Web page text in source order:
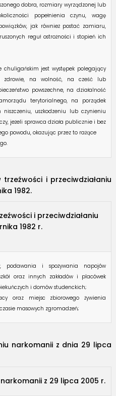
dobra, rozmiary wyrządzonej lub
popełnienia czynu, wagę
jak również postać zamiaru,
reguł ostrożności i stopień ich
chuligańskim jest występek polegający
na wolność, na cześć lub
powszechne, na działalność
terytorialnego, na porządek
uszkodzeniu lub czynieniu
jeżeli sprawca działa publicznie i bez
powodu, okazując przez to rażące
i przeciwdziałaniu
1982.
i przeciwdziałaniu
1982 r.
podawania i spożywania napojów
oraz innych zakładów i placówek
i domów studenckich;
oraz miejsc zbiorowego żywienia
masowych zgromadzeń;
narkomanii z dnia 29 lipca
z 29 lipca 2005 r.